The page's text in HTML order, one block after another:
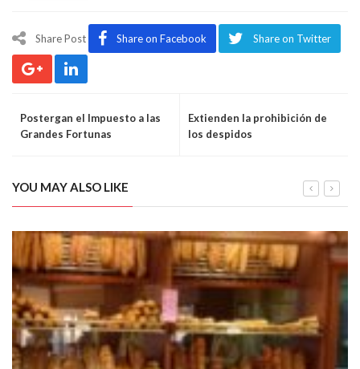
Share Post Share on Facebook Share on Twitter
Postergan el Impuesto a las
Grandes Fortunas
Extienden la prohibición de
los despidos
YOU MAY ALSO LIKE